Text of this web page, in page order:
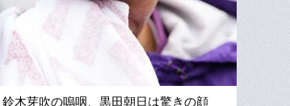
鈴木芽吹の嗚咽、黒田朝日は驚きの顔